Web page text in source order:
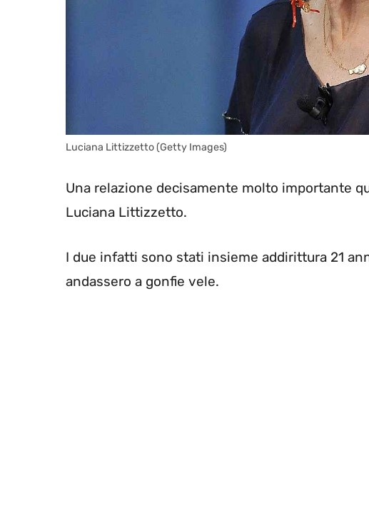
Luciana Littizzetto (Getty Images)
Una relazione decisamente molto importante
Luciana Littizzetto.
I due infatti sono stati insieme addirittura 21
andassero a gonfie vele.